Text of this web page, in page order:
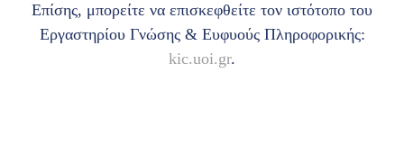
Επίσης, μπορείτε να επισκεφθείτε τον ιστότοπο του
Εργαστηρίου Γνώσης & Ευφυούς Πληροφορικής:
kic.uoi.gr.